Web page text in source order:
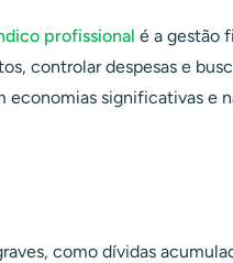
profissional é a gestão
controlar despesas e
significativas e
como dívidas